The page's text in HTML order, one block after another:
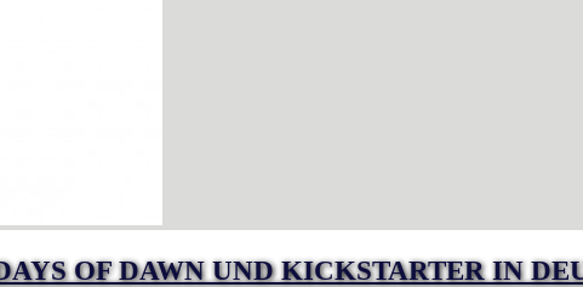
OF DAWN UND KICKSTARTER IN